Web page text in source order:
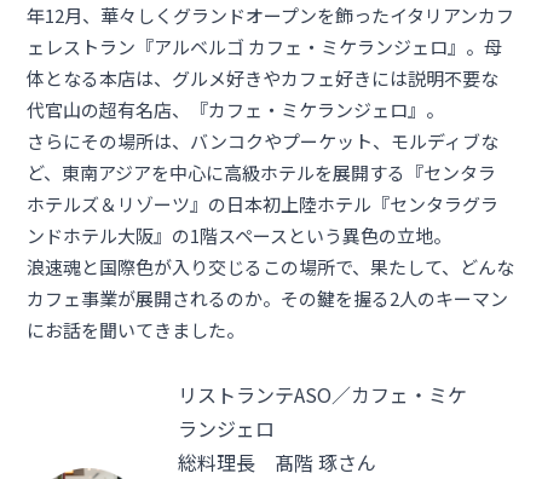
年12月、華々しくグランドオープンを飾ったイタリアンカフ
ェレストラン『アルベルゴ カフェ・ミケランジェロ』。母
体となる本店は、グルメ好きやカフェ好きには説明不要な
代官山の超有名店、『カフェ・ミケランジェロ』。
さらにその場所は、バンコクやプーケット、モルディブな
ど、東南アジアを中心に高級ホテルを展開する『センタラ
ホテルズ＆リゾーツ』の日本初上陸ホテル『センタラグラ
ンドホテル大阪』の1階スペースという異色の立地。
浪速魂と国際色が入り交じるこの場所で、果たして、どんな
カフェ事業が展開されるのか。その鍵を握る2人のキーマン
にお話を聞いてきました。
リストランテASO／カフェ・ミケ
ランジェロ
総料理長 髙階 琢さん